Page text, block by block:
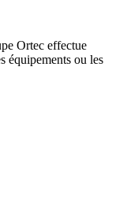
Ortec effectue
équipements ou les